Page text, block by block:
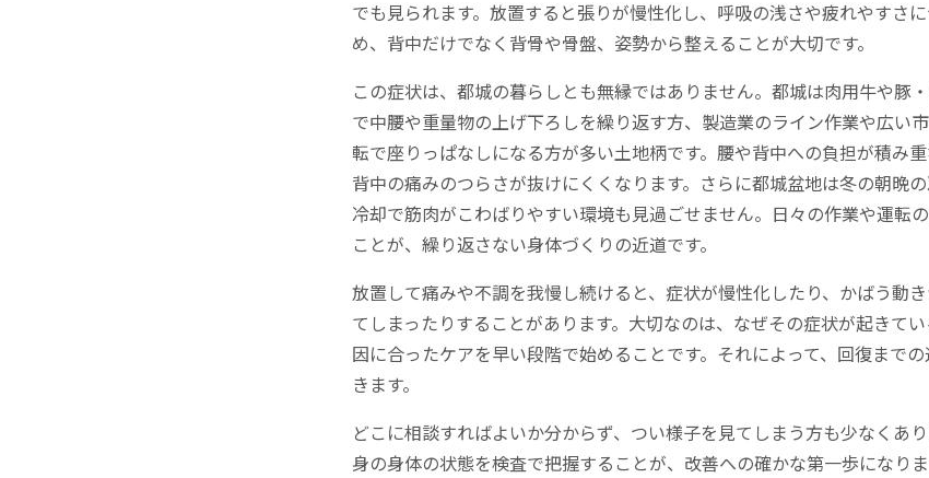
でも見られます。放置すると張りが慢性化し、呼吸の浅さや疲れやすさ
め、背中だけでなく背骨や骨盤、姿勢から整えることが大切です。
この症状は、都城の暮らしとも無縁ではありません。都城は肉用牛や豚
で中腰や重量物の上げ下ろしを繰り返す方、製造業のライン作業や広い
転で座りっぱなしになる方が多い土地柄です。腰や背中への負担が積み重
背中の痛みのつらさが抜けにくくなります。さらに都城盆地は冬の朝晩
冷却で筋肉がこわばりやすい環境も見過ごせません。日々の作業や運転
ことが、繰り返さない身体づくりの近道です。
放置して痛みや不調を我慢し続けると、症状が慢性化したり、かばう動
てしまったりすることがあります。大切なのは、なぜその症状が起きて
因に合ったケアを早い段階で始めることです。それによって、回復まで
きます。
どこに相談すればよいか分からず、つい様子を見てしまう方も少なくあ
身の身体の状態を検査で把握することが、改善への確かな第一歩になり